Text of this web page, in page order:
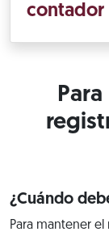
contador
¿Cuándo
Para mantener